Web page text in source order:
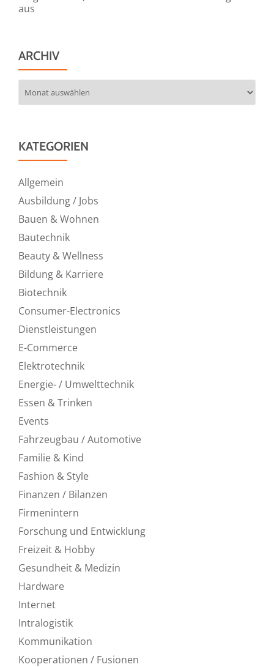
aus
ARCHIV
KATEGORIEN
Allgemein
Ausbildung / Jobs
Bauen & Wohnen
Bautechnik
Beauty & Wellness
Bildung & Karriere
Biotechnik
Consumer-Electronics
Dienstleistungen
E-Commerce
Elektrotechnik
Energie- / Umwelttechnik
Essen & Trinken
Events
Fahrzeugbau / Automotive
Familie & Kind
Fashion & Style
Finanzen / Bilanzen
Firmenintern
Forschung und Entwicklung
Freizeit & Hobby
Gesundheit & Medizin
Hardware
Internet
Intralogistik
Kommunikation
Kooperationen / Fusionen